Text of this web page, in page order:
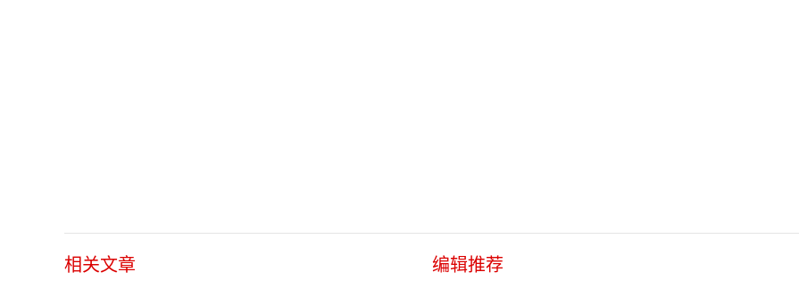
相关文章 编辑推荐